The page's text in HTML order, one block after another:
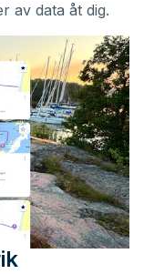
av data åt dig.